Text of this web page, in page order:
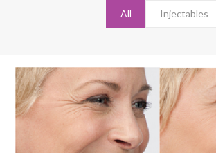
All Injectables